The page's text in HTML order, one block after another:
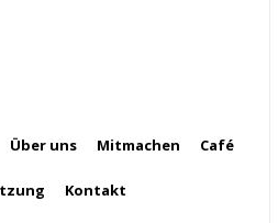
Über uns Mitmachen Café
Kontakt